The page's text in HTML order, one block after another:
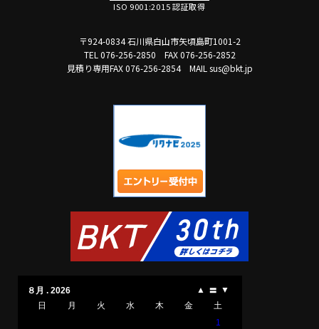
ISO 9001:2015 認証取得
〒924-0834 石川県白山市矢頃島町1001-2
TEL 076-256-2850
FAX 076-256-2852
見積り専用FAX 076-256-2854
MAIL sus@bkt.jp